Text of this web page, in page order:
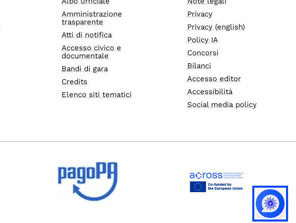
Amministrazione
trasparente
Atti di notifica
Accesso civico e
documentale
Bandi di gara
Credits
Elenco siti tematici
Privacy
Privacy (english)
Policy IA
Concorsi
Bilanci
Accesso editor
Accessibilità
Social media policy